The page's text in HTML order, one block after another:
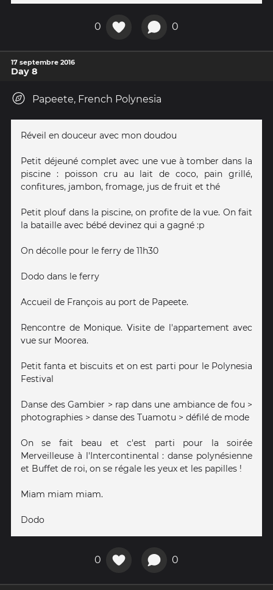
0 0
17 septembre 2016
Day 8
Papeete, French Polynesia
Réveil en douceur avec mon doudou
Petit déjeuné complet avec une vue à tomber dans la
piscine : poisson cru au lait de coco, pain grillé,
confitures, jambon, fromage, jus de fruit et thé
Petit plouf dans la piscine, on profite de la vue. On fait
la bataille avec bébé devinez qui a gagné :p
On décolle pour le ferry de 11h30
Dodo dans le ferry
Accueil de François au port de Papeete.
Rencontre de Monique. Visite de l'appartement avec
vue sur Moorea.
Petit fanta et biscuits et on est parti pour le Polynesia
Festival
Danse des Gambier > rap dans une ambiance de fou >
photographies > danse des Tuamotu > défilé de mode
On se fait beau et c'est parti pour la soirée
Merveilleuse à l'Intercontinental : danse polynésienne
et Buffet de roi, on se régale les yeux et les papilles !
Miam miam miam.
Dodo
0 0